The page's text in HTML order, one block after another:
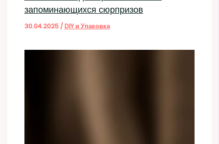
запоминающихся сюрпризов
30.04.2025 /DIY и Упаковка